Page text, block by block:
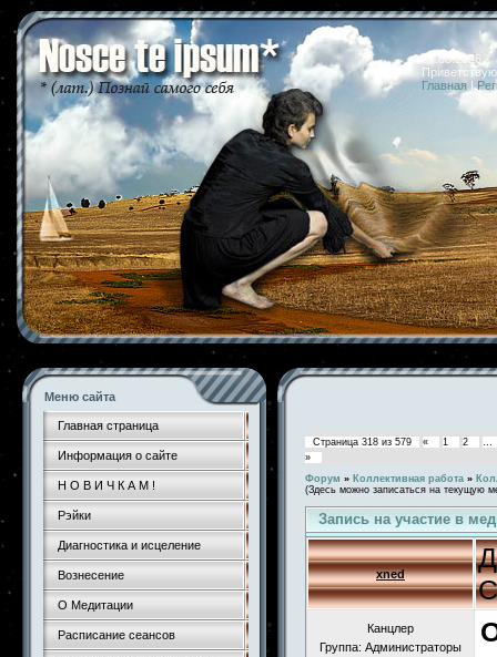
07.08.2026
Главная |
Меню сайта
Главная страница
Информация о сайте
Н О В И Ч К А М !
Рэйки
Диагностика и исцеление
Вознесение
О Медитации
Расписание сеансов
Страница 318 из 579 « 1 2
…
»
Форум » Коллективная работа »
(Здесь можно записаться на текущую
Запись на участие в
xned
Канцлер
Группа: Администраторы